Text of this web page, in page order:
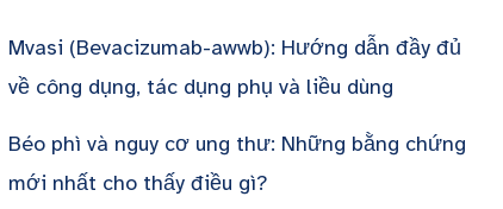
Mvasi (Bevacizumab-awwb): Hướng dẫn đầy đủ
về công dụng, tác dụng phụ và liều dùng
Béo phì và nguy cơ ung thư: Những bằng chứng
mới nhất cho thấy điều gì?